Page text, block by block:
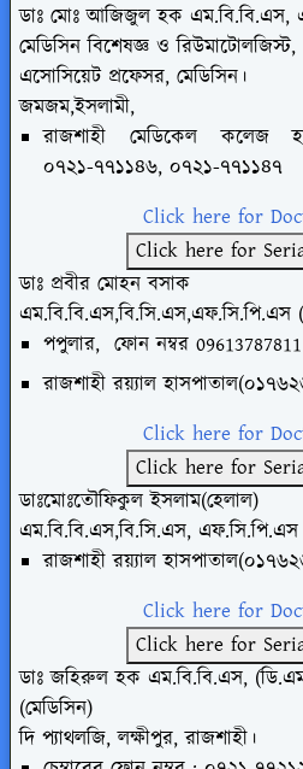
ডাঃ মোঃ আজিজুল হক এম.বি.বি.এস,
মেডিসিন বিশেষজ্ঞ ও রিউমাটোলজিস্ট,
এসোসিয়েট প্রফেসর, মেডিসিন।
জমজম,ইসলামী,
রাজশাহী মেডিকেল কলেজ
০৭২১-৭৭১১৪৬, ০৭২১-৭৭১১৪৭
Click here for
Click here for
ডাঃ প্রবীর মোহন বসাক
এম.বি.বি.এস,বি.সি.এস,এফ.সি.পি.এস
পপুলার, ফোননম্বর 09613787811
রাজশাহী রয়্যাল
Click here for
Click here for
ডাঃমোঃতৌফিকুল ইসলাম(হেলাল)
এম.বি.বি.এস,বি.সি.এস, এফ.সি.পি.এস
রাজশাহী রয়্যাল
Click here for
Click here for
ডাঃ জহিরুল হক এম.বি.বি.এস,
(মেডিসিন)
দি প্যাথলজি, লক্ষীপুর, রাজশাহী।